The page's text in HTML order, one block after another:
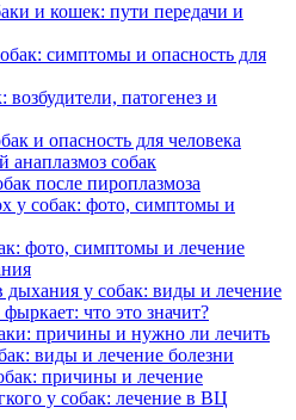
и кошек: пути передачи и
симптомы и опасность для
возбудители, патогенез и
и опасность для человека
анаплазмоз собак
после пироплазмоза
у собак: фото, симптомы и
фото, симптомы и лечение
дыхания у собак: виды и лечение
что это значит?
причины и нужно ли лечить
виды и лечение болезни
причины и лечение
у собак: лечение в ВЦ